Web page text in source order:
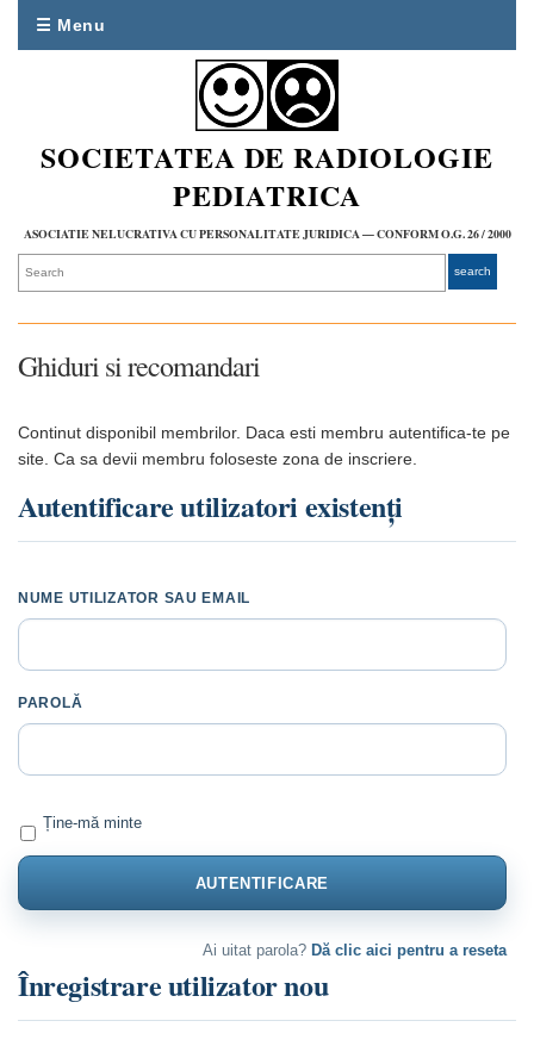
☰ Menu
SOCIETATEA DE RADIOLOGIE
PEDIATRICA
ASOCIATIE NELUCRATIVA CU PERSONALITATE JURIDICA — CONFORM O.G. 26 / 2000
Ghiduri si recomandari
Continut disponibil membrilor. Daca esti membru autentifica-te pe
site. Ca sa devii membru foloseste zona de inscriere.
Autentificare utilizatori existenți
NUME UTILIZATOR SAU EMAIL
PAROLĂ
Ține-mă minte
Ai uitat parola? Dă clic aici pentru a reseta
Înregistrare utilizator nou